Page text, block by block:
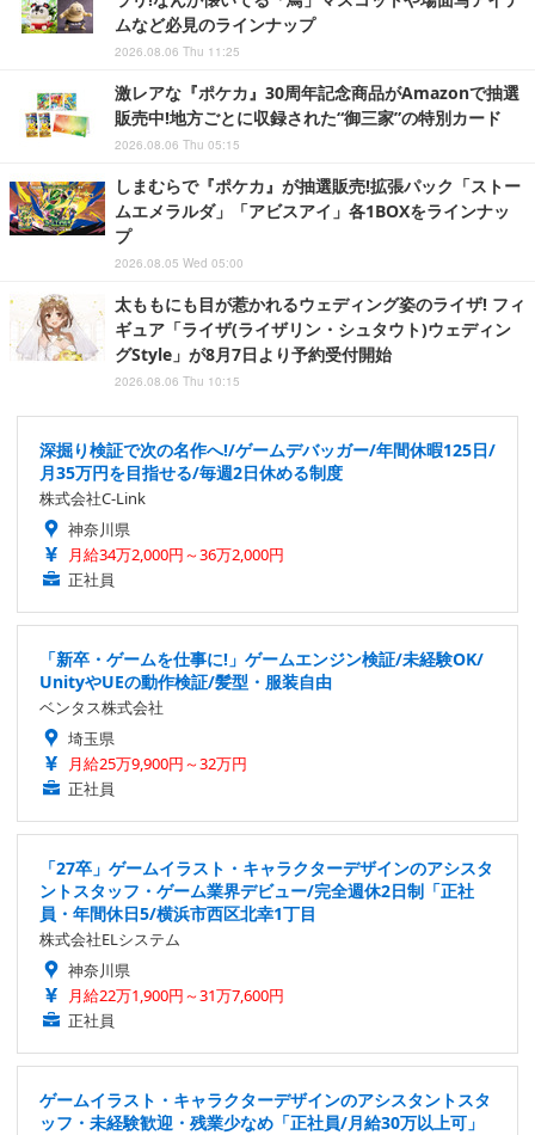
ムなど必見のラインナップ
2026.08.06 Thu 11:25
激レアな『ポケカ』30周年記念商品がAmazonで抽選
販売中!地方ごとに収録された“御三家”の特別カード
2026.08.06 Thu 05:15
しまむらで『ポケカ』が抽選販売!拡張パック「ストー
ムエメラルダ」「アビスアイ」各1BOXをラインナッ
プ
2026.08.05 Wed 05:00
太ももにも目が惹かれるウェディング姿のライザ! フィ
ギュア「ライザ(ライザリン・シュタウト)ウェディン
グStyle」が8月7日より予約受付開始
2026.08.06 Thu 10:15
深掘り検証で次の名作へ!/ゲームデバッガー/年間休暇125日/
月35万円を目指せる/毎週2日休める制度
株式会社C-Link
神奈川県
月給34万2,000円～36万2,000円
正社員
「新卒・ゲームを仕事に!」ゲームエンジン検証/未経験OK/
UnityやUEの動作検証/髪型・服装自由
ベンタス株式会社
埼玉県
月給25万9,900円～32万円
正社員
「27卒」ゲームイラスト・キャラクターデザインのアシスタ
ントスタッフ・ゲーム業界デビュー/完全週休2日制「正社
員・年間休日5/横浜市西区北幸1丁目
株式会社ELシステム
神奈川県
月給22万1,900円～31万7,600円
正社員
ゲームイラスト・キャラクターデザインのアシスタントスタ
ッフ・未経験歓迎・残業少なめ「正社員/月給30万以上可」